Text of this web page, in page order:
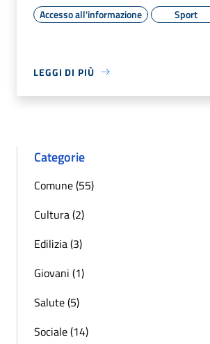
Accesso all'informazione Sport
LEGGI DI PIÙ
Categorie
Comune (55)
Cultura (2)
Edilizia (3)
Giovani (1)
Salute (5)
Sociale (14)